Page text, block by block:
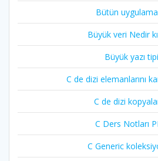
Bütün
Büyük veri Nedir
Büyük yazı tipi
C de dizi elemanlarını
C de dizi
C Ders Notları
C Generic